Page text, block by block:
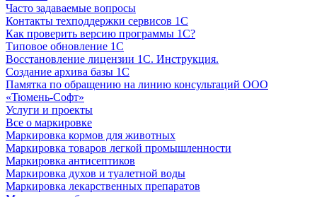
Часто задаваемые вопросы
Контакты техподдержки сервисов 1С
Как проверить версию программы 1С?
Типовое обновление 1С
Восстановление лицензии 1С. Инструкция.
Создание архива базы 1С
Памятка по обращению на линию консультаций ООО
«Тюмень-Софт»
Услуги и проекты
Все о маркировке
Маркировка кормов для животных
Маркировка товаров легкой промышленности
Маркировка антисептиков
Маркировка духов и туалетной воды
Маркировка лекарственных препаратов